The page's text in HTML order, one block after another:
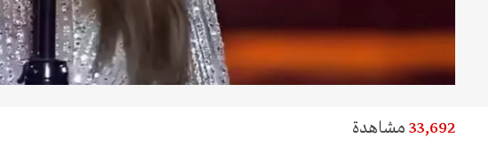
33,692 مشاهدة